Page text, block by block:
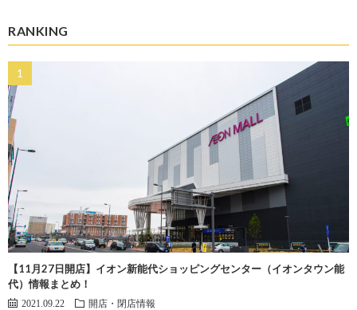
RANKING
【11月27日開店】イオン新能代ショッピングセンター（イオンタウン能
代）情報まとめ！
2021.09.22 開店・閉店情報